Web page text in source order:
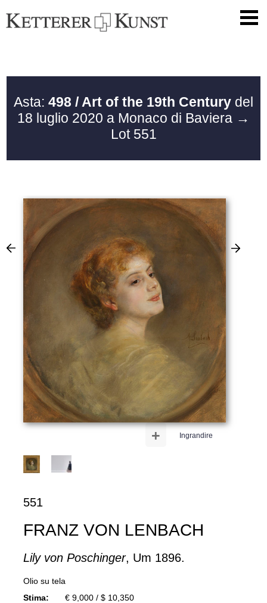
Asta: 498 / Art of the 19th Century del
18 luglio 2020 a Monaco di Baviera →
Lot 551
Ingrandire
+
551
FRANZ VON LENBACH
Lily von Poschinger, Um 1896.
Olio su tela
Stima:
€ 9,000 / $ 10,350